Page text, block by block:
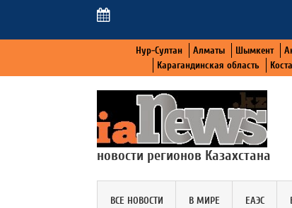
Нур-Султан Алматы Шымкент
Карагандинская область
новости регионов Казахстана
ВСЕ НОВОСТИ В МИРЕ ЕАЭС